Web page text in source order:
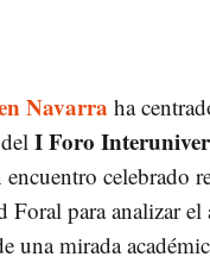
Navarra ha
I Foro
encuentro celebrado
para analizar el
una mirada